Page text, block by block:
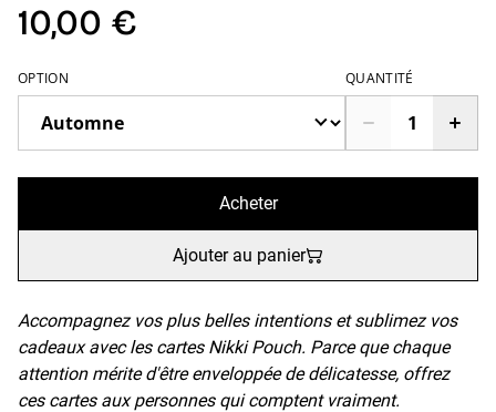
10,00 €
OPTION QUANTITÉ
Acheter
Ajouter au panier
Accompagnez vos plus belles intentions et sublimez vos
cadeaux avec les cartes Nikki Pouch. Parce que chaque
attention mérite d'être enveloppée de délicatesse, offrez
ces cartes aux personnes qui comptent vraiment.